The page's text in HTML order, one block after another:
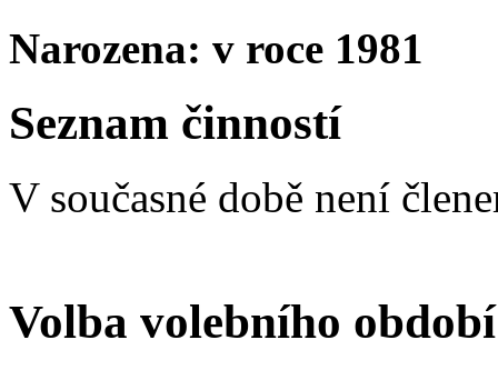
Narozena: v roce 1981
Seznam činností
V současné době není
Volba volebního období